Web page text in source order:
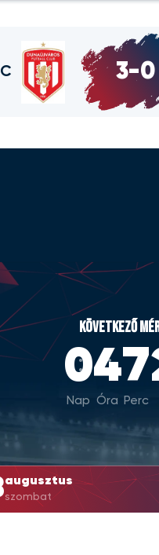
3-0
KÖVETKEZŐ
0
Nap
4
Óra
7
Perc
augusztus
szombat